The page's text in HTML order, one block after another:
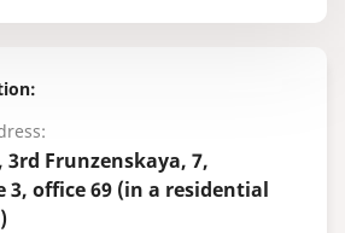
3rd Frunzenskaya, 7,
3, office 69 (in a residential